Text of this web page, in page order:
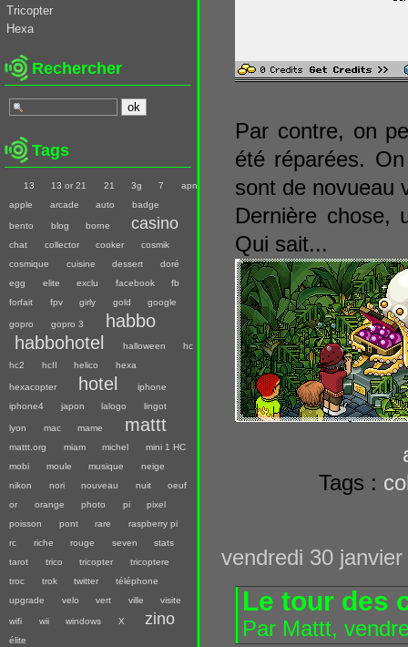
Par contre, on
été réparées.
sont de novueau
Dernière chose,
Qui sait...
Tags :
vendredi 30 janvier
Le tour des
Par Mattt,
Tricopter
Hexa
Rechercher
Tags
13 13 or 21 21 3g 7
apn
apple
arcade auto badge
bento blog borne casino
chat collector cooker
cosmik
cosmique
cuisine dessert
doré
egg
elite exclu facebook
fb
forfait
fpv girly gold google
gopro gopro 3
habbo
habbohotel
halloween
hc
hc2
hcII helico hexa
hexacopter hotel
iphone
iphone4
japon lalogo lingot
lyon mac mame mattt
mattt.org miam michel
mini 1 HC
mobi
moule musique
neige
nikon
nori nouveau nuit
oeuf
or
orange photo pi
pixel
poisson
pont rare
raspberry pi
rc
riche rouge seven
stats
tarot
trico tricopter
tricoptere
troc
trok twitter
téléphone
upgrade
velo vert ville visite
wifi wii windows X zino
élite